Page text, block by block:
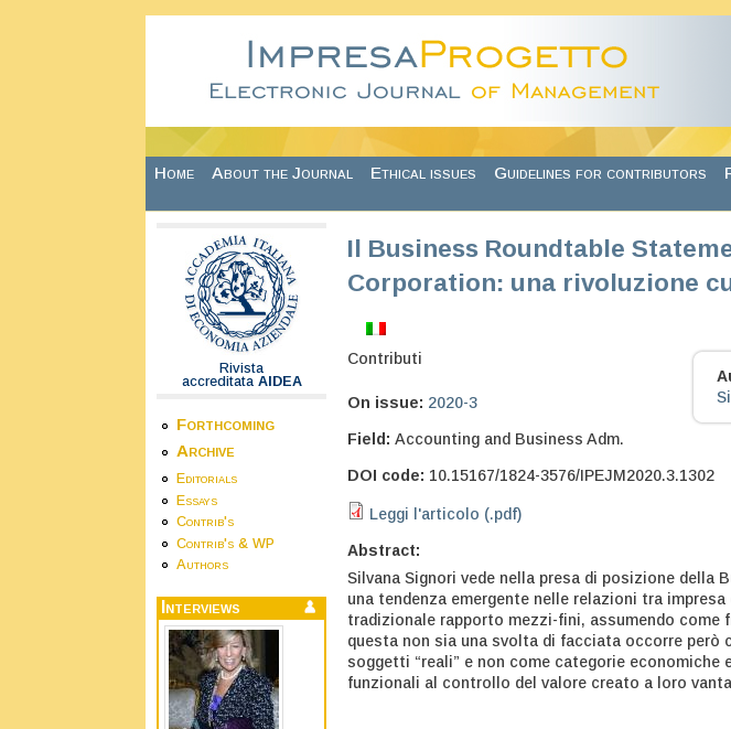
Home About the Journal Ethical issues Guidelines for contributors
Rivista
accreditata AIDEA
Forthcoming
Archive
Editorials
Essays
Contrib's
Contrib's & WP
Authors
Interviews
Il Business Roundtable
Corporation: una rivoluzione
Contributi
On issue: 2020-3
Field: Accounting and Business Adm.
DOI code: 10.15167/1824-3576/IPEJM2020.3.1302
Leggi l'articolo (.pdf)
Abstract:
Silvana Signori vede nella presa di posizione della
una tendenza emergente nelle relazioni tra
tradizionale rapporto mezzi-fini, assumendo come
questa non sia una svolta di facciata occorre però
soggetti “reali” e non come categorie economiche
funzionali al controllo del valore creato a loro